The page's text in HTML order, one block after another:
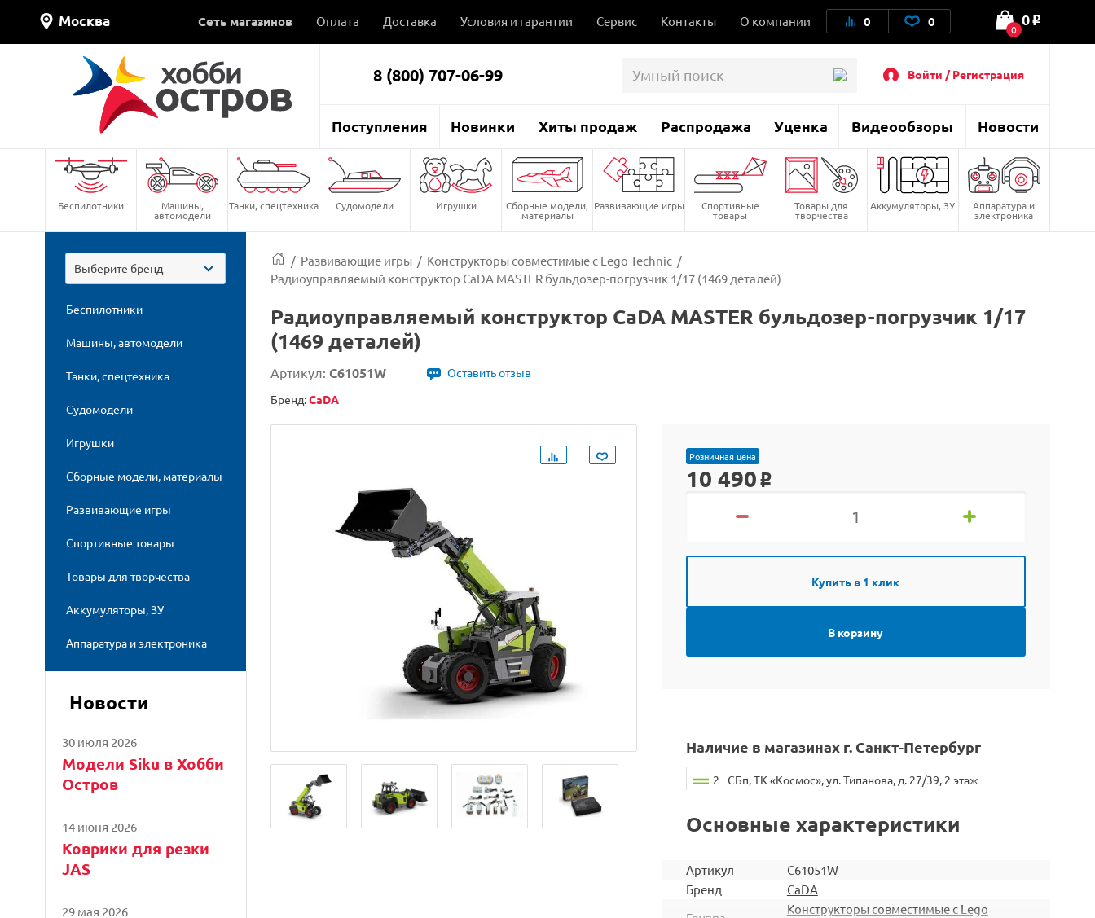
Москва Сеть магазинов Оплата Доставка Условия и гарантии Сервис Контакты О компании 0 0 0
0 o
8 (800) 707-06-99 Войти / Регистрация
Поступления Новинки Хиты продаж Распродажа Уценка Видеообзоры Новости
Беспилотники Машины,
автомодели
Танки, спецтехника Судомодели Игрушки Сборные модели,
материалы
Развивающие игры Спортивные
товары
Товары для
творчества
Аккумуляторы, ЗУ Аппаратура и
электроника
Выберите бренд
Беспилотники
Машины, автомодели
Танки, спецтехника
Судомодели
Игрушки
Сборные модели, материалы
Развивающие игры
Спортивные товары
Товары для творчества
Аккумуляторы, ЗУ
Аппаратура и электроника
Новости
30 июля 2026
Модели Siku в Хобби
Остров
14 июня 2026
Коврики для резки
JAS
29 мая 2026
/ Развивающие игры / Конструкторы совместимые с Lego Technic /
Радиоуправляемый конструктор CaDA MASTER бульдозер-погрузчик 1/17 (1469 деталей)
Радиоуправляемый конструктор CaDA MASTER бульдозер-погрузчик 1/17
(1469 деталей)
Артикул: C61051W
Оставить отзыв
Бренд:CaDA
Розничная цена
10 490 o
Купить в 1 клик
В корзину
Наличие в магазинах г. Санкт-Петербург
2 СБп, ТК «Космос», ул. Типанова, д. 27/39, 2 этаж
Основные характеристики
Артикул
C61051W
Бренд
CaDA
Конструкторы совместимые с Lego